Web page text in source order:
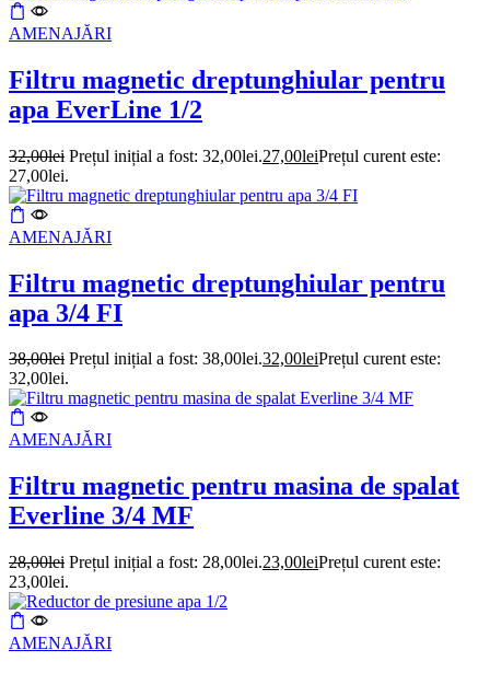
AMENAJĂRI
Filtru magnetic dreptunghiular pentru
apa EverLine 1/2
32,00lei Prețul inițial a fost: 32,00lei.27,00leiPrețul curent este:
27,00lei.
AMENAJĂRI
Filtru magnetic dreptunghiular pentru
apa 3/4 FI
38,00lei Prețul inițial a fost: 38,00lei.32,00leiPrețul curent este:
32,00lei.
AMENAJĂRI
Filtru magnetic pentru masina de spalat
Everline 3/4 MF
28,00lei Prețul inițial a fost: 28,00lei.23,00leiPrețul curent este:
23,00lei.
AMENAJĂRI